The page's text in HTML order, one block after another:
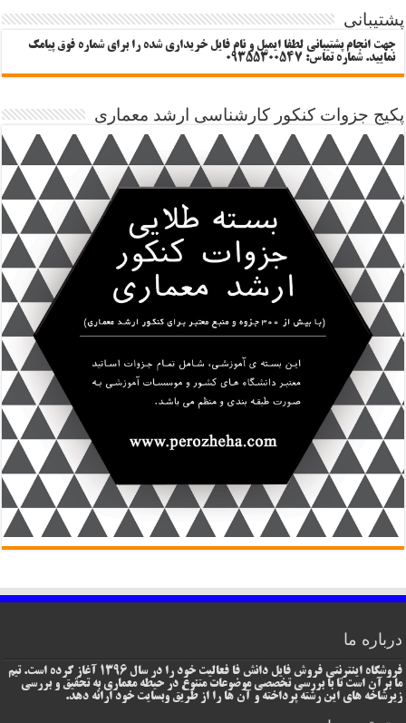
پشتیبانی
جهت انجام پشتیبانی لطفا ایمیل و نام فایل خریداری شده را برای شماره فوق پیامک
نمایید. شماره تماس: 09355300547
پکیج جزوات کنکور کارشناسی ارشد معماری
درباره ما
فروشگاه اینترنتی فروش فایل دانش فا فعالیت خود را در سال 1396 آغاز کرده است. تیم
ما برآن است تا با بررسی تخصصی موضوعات متنوع در حیطه معماری به تحقیق و بررسی
زیرشاخه های این رشته پرداخته و آن ها را از طریق وبسایت خود ارائه دهد.